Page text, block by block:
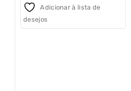
out
Adicionar à lista de
desejos